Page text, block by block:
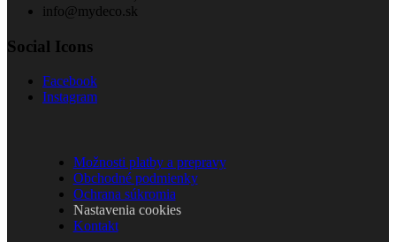
info@mydeco.sk
Social Icons
Facebook
Instagram
Možnosti platby a prepravy
Obchodné podmienky
Ochrana súkromia
Nastavenia cookies
Kontakt